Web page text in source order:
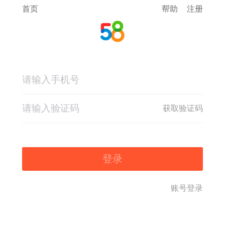
首页 帮助 注册
获取验证码
登录
账号登录